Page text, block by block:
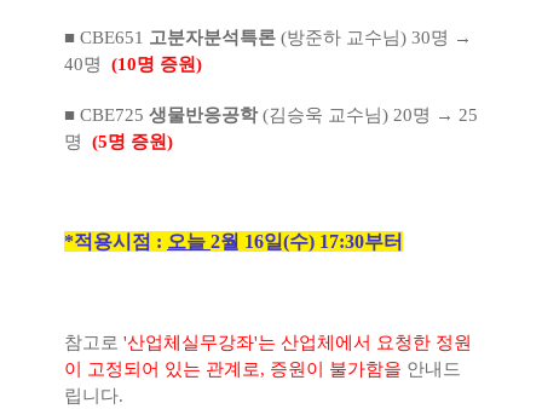
■ CBE651 고분자분석특론 (방준하 교수님) 30명 →
40명
(10명 증원)
■ CBE725 생물반응공학(김승욱 교수님) 20명 → 25
명 (5명 증원)
*적용시점 : 오늘 2월 16일(수) 17:30부터
참고로 '산업체실무강좌'는 산업체에서 요청한 정원
이 고정되어 있는 관계로, 증원이 불가함을 안내드
립니다.